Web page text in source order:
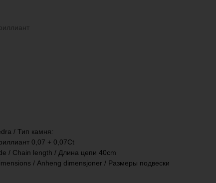
/ Тип камня:
0,07 + 0,07Ct
/ Chain length / Длина цепи 40сm
/ Anheng dimensjoner / Размеры подвески